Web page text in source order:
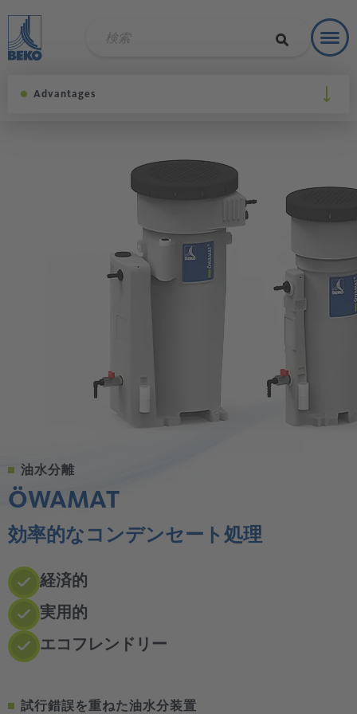
ソリ
Advantages
油水分離
ÖWAMAT
効率的なコンデンセート処理
経済的
実用的
エコフレンドリー
試行錯誤を重ねた油水分装置